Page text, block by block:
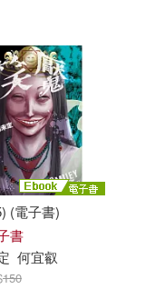
・
(電子書)
書
何宜叡
150